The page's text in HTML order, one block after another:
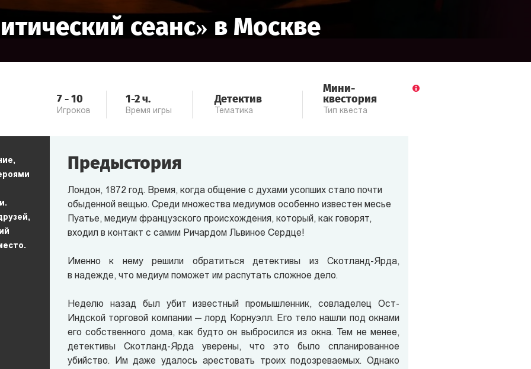
сеанс» в Москве
7-10
Игроков
1-2ч.
Время игры
Детектив
Тематика
Мини-
квестория
Тип квеста
Предыстория
Лондон, 1872 год. Время, когда общение с духами усопших стало почти
обыденной вещью. Среди множества медиумов особенно известен месье
Пуатье, медиум французского происхождения, который, как говорят,
входил в контакт с самим Ричардом Львиное Сердце!
Именно к нему решили обратиться детективы из Скотланд-Ярда,
в надежде, что медиум поможет им распутать сложное дело.
Неделю назад был убит известный промышленник, совладелец Ост-
Индской торговой компании — лорд Корнуэлл. Его тело нашли под окнами
его собственного дома, как будто он выбросился из окна. Тем не менее,
детективы Скотланд-Ярда уверены, что это было спланированное
убийство. Им даже удалось арестовать троих подозреваемых. Однако